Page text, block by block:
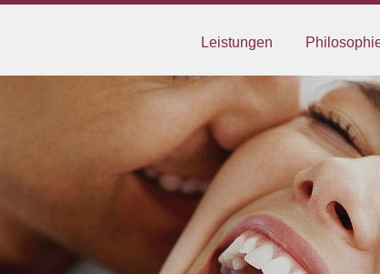
Leistungen